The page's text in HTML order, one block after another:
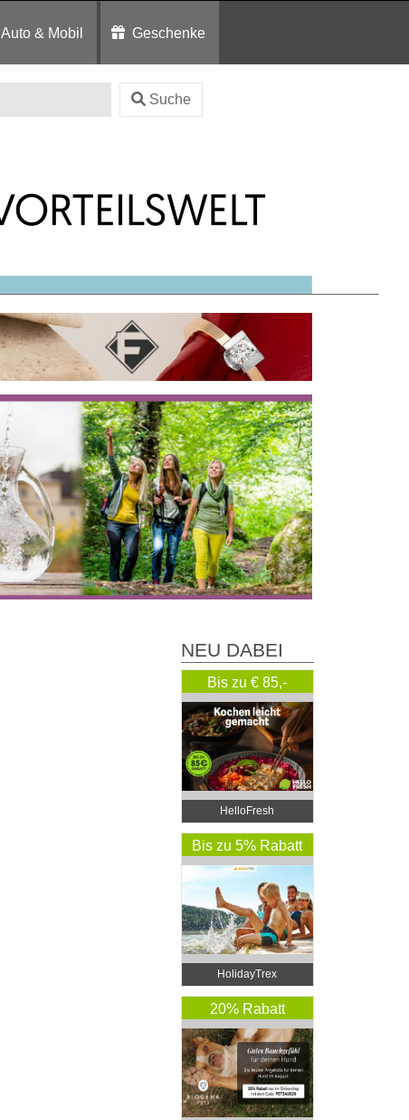
Auto & Mobil Geschenke
Suche
NEU DABEI
Bis zu € 85,-
Rabatt
HelloFresh
Bis zu 5% Rabatt
HolidayTrex
20% Rabatt